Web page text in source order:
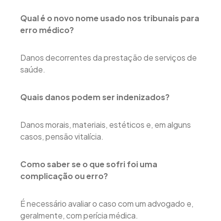
Qual é o novo nome usado nos tribunais para
erro médico?
Danos decorrentes da prestação de serviços de
saúde.
Quais danos podem ser indenizados?
Danos morais, materiais, estéticos e, em alguns
casos, pensão vitalícia.
Como saber se o que sofri foi uma
complicação ou erro?
É necessário avaliar o caso com um advogado e,
geralmente, com perícia médica.